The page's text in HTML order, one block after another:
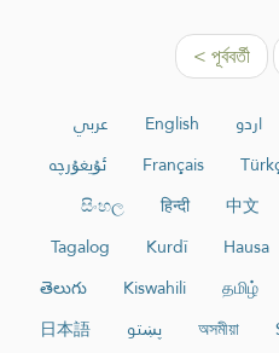
< পূর্ববর্তী
عربي English اردو
ئۇيغۇرچە
Français
සිංහල
हिन्दी 中文
Tagalog
Kurdî Hausa
తెలుగు
Kiswahili தமிழ்
日本語
پښتو অসমীয়া